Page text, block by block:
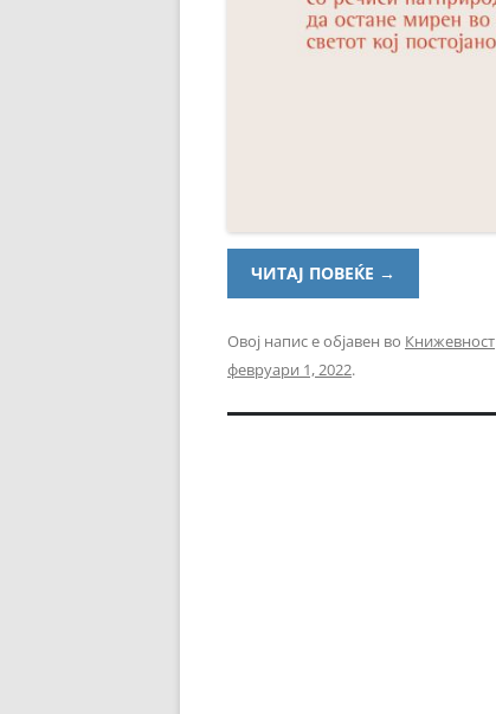
ЧИТАЈ ПОВЕЌЕ →
Овој напис е објавен во Книжевност
февруари 1, 2022.